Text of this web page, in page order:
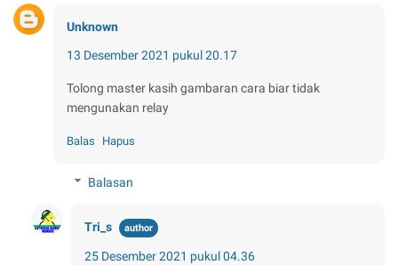
Unknown
13 Desember 2021 pukul 20.17
Tolong master kasih gambaran cara biar tidak
mengunakan relay
Balas Hapus
Balasan
Tri_s
25 Desember 2021 pukul 04.36